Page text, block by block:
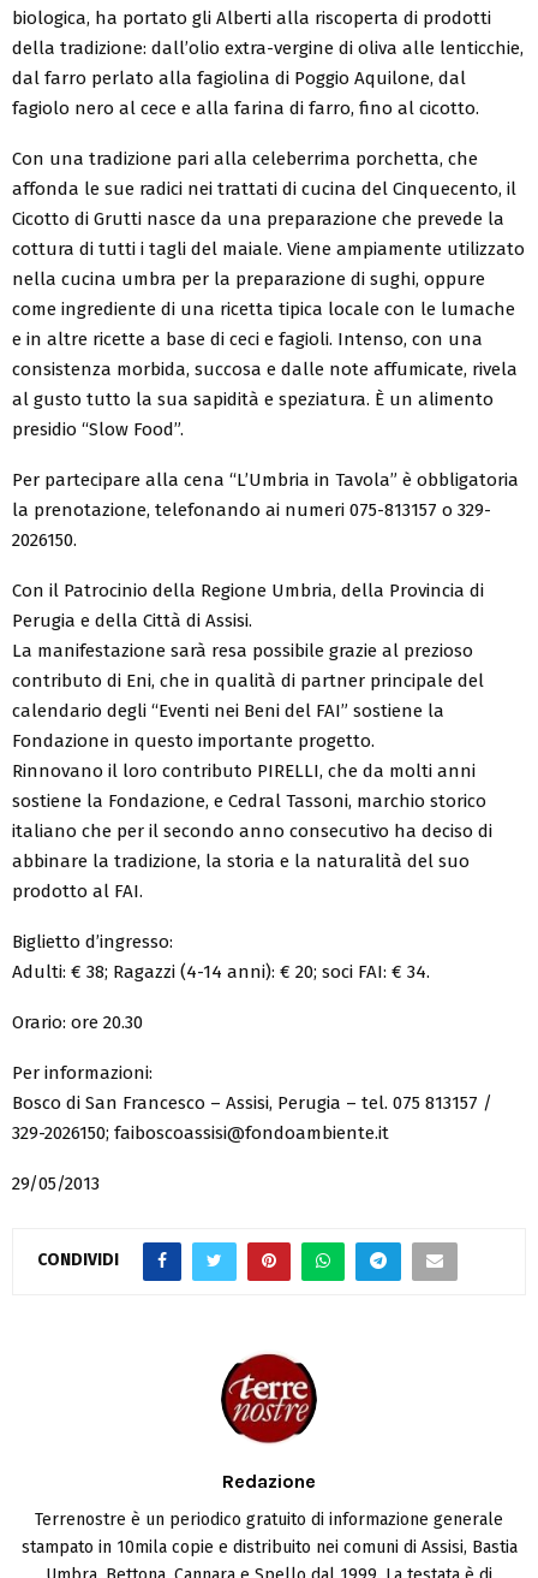
biologica, ha portato gli Alberti alla riscoperta di prodotti
della tradizione: dall’olio extra-vergine di oliva alle lenticchie,
dal farro perlato alla fagiolina di Poggio Aquilone, dal
fagiolo nero al cece e alla farina di farro, fino al cicotto.
Con una tradizione pari alla celeberrima porchetta, che
affonda le sue radici nei trattati di cucina del Cinquecento, il
Cicotto di Grutti nasce da una preparazione che prevede la
cottura di tutti i tagli del maiale. Viene ampiamente utilizzato
nella cucina umbra per la preparazione di sughi, oppure
come ingrediente di una ricetta tipica locale con le lumache
e in altre ricette a base di ceci e fagioli. Intenso, con una
consistenza morbida, succosa e dalle note affumicate, rivela
al gusto tutto la sua sapidità e speziatura. È un alimento
presidio “Slow Food”.
Per partecipare alla cena “L’Umbria in Tavola” è obbligatoria
la prenotazione, telefonando ai numeri 075-813157 o 329-
2026150.
Con il Patrocinio della Regione Umbria, della Provincia di
Perugia e della Città di Assisi.
La manifestazione sarà resa possibile grazie al prezioso
contributo di Eni, che in qualità di partner principale del
calendario degli “Eventi nei Beni del FAI” sostiene la
Fondazione in questo importante progetto.
Rinnovano il loro contributo PIRELLI, che da molti anni
sostiene la Fondazione, e Cedral Tassoni, marchio storico
italiano che per il secondo anno consecutivo ha deciso di
abbinare la tradizione, la storia e la naturalità del suo
prodotto al FAI.
Biglietto d’ingresso:
Adulti: € 38; Ragazzi (4-14 anni): € 20; soci FAI: € 34.
Orario: ore 20.30
Per informazioni:
Bosco di San Francesco – Assisi, Perugia – tel. 075 813157 /
329-2026150; faiboscoassisi@fondoambiente.it
29/05/2013
CONDIVIDI
Redazione
Terrenostre è un periodico gratuito di informazione generale
stampato in 10mila copie e distribuito nei comuni di Assisi, Bastia